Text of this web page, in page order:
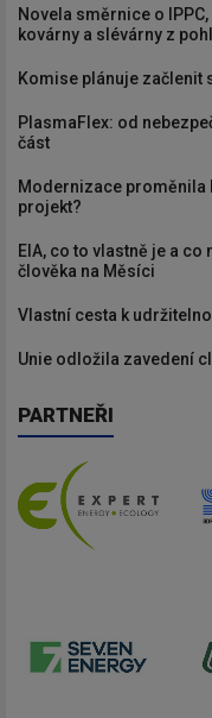
Novela směrnice o
kovárny a slévárny z
Komise plánuje začlenit
PlasmaFlex: od
část
Modernizace proměnila
projekt?
EIA, co to vlastně je a
člověka na Měsíci
Vlastní cesta k
Unie odložila zavedení
PARTNEŘI